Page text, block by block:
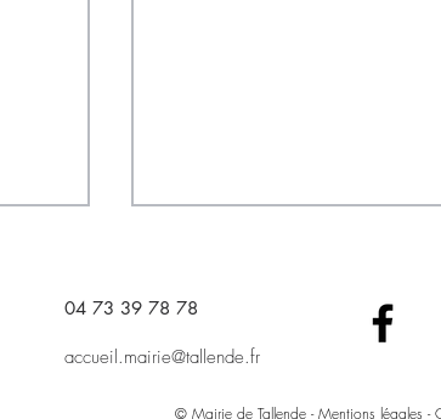
04 73 39 78 78​
accueil.mairie@tallende.fr
© Mairie de Tallende -Mentions légales -